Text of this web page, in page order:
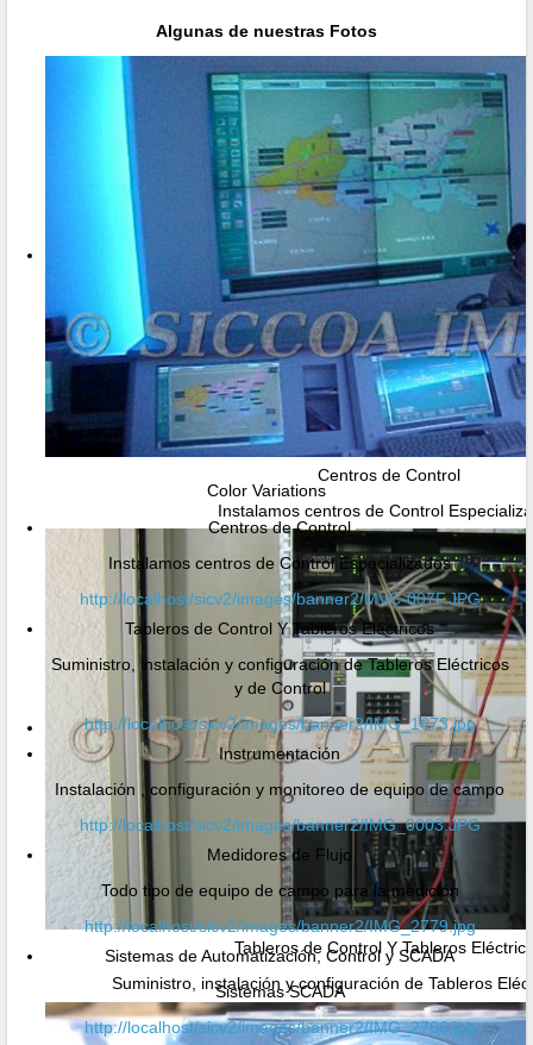
Algunas de nuestras Fotos
Centros de Control
Instalamos centros de Control
Tableros de Control Y Tableros
Suministro, instalación y configuración de Tableros
Color Variations
Centros de Control
Instalamos centros de Control Especializados
http://localhost/sicv2/images/banner2/MVC-007F.JPG
Tableros de Control Y Tableros Eléctricos
Suministro, instalación y configuración de Tableros Eléctricos
y de Control
http://localhost/sicv2/images/banner2/IMG_1673.jpg
Instrumentación
Instalación , configuración y monitoreo de equipo de campo
http://localhost/sicv2/images/banner2/IMG_0003.JPG
Medidores de Flujo
Todo tipo de equipo de campo para la medición
http://localhost/sicv2/images/banner2/IMG_2779.jpg
Sistemas de Automatización, Control y SCADA
Sistemas SCADA
http://localhost/sicv2/images/banner2/IMG_2766.jpg